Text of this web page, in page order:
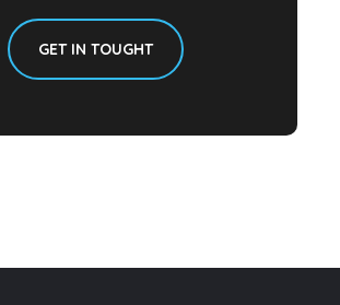
GET IN TOUGHT